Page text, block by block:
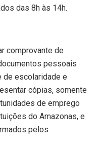
das 8h às 14h.
comprovante de
pessoais
de escolaridade e
cópias, somente
de emprego
do Amazonas, e
pelos